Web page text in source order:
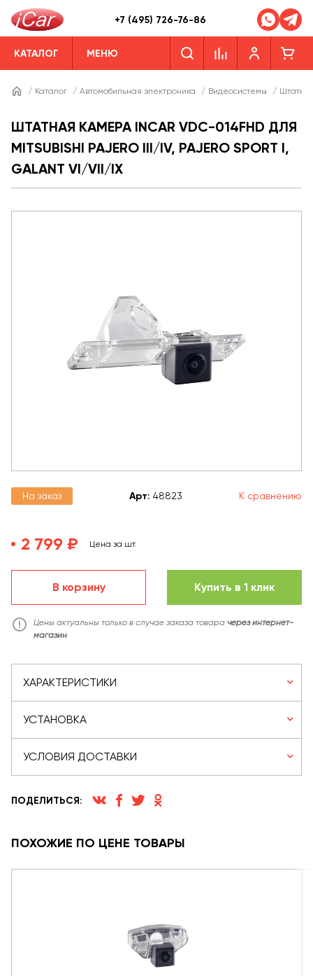
+7 (495) 726-76-86
КАТАЛОГ МЕНЮ
/ Каталог / Автомобильная электроника / Видеосистемы /
ШТАТНАЯ КАМЕРА INCAR VDC-014FHD ДЛЯ
MITSUBISHI PAJERO III/IV, PAJERO SPORT I,
GALANT VI/VII/IX
На заказ Арт: 48823 К сравнению
2 799 ₽ Цена за шт.
В корзину Купить в 1 клик
Цены актуальны только в случае заказа товара через интернет-
магазин
ХАРАКТЕРИСТИКИ
УСТАНОВКА
УСЛОВИЯ ДОСТАВКИ
ПОДЕЛИТЬСЯ:
ПОХОЖИЕ ПО ЦЕНЕ ТОВАРЫ